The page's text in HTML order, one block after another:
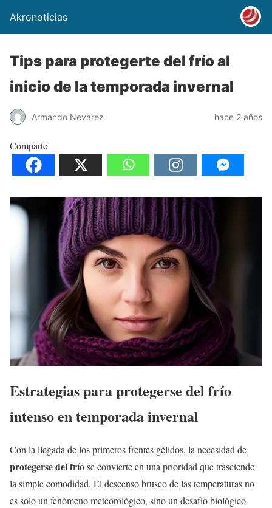
Akronoticias
Tips para protegerte del frío al
inicio de la temporada invernal
Armando Nevárez hace 2 años
Comparte
Estrategias para protegerse del frío
intenso en temporada invernal
Con la llegada de los primeros frentes gélidos, la necesidad de
protegerse del fríose convierte en una prioridad que trasciende
la simple comodidad. El descenso brusco de las temperaturas no
es solo un fenómeno meteorológico, sino un desafío biológico